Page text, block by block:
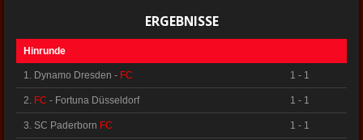
ERGEBNISSE
Hinrunde
1. Dynamo Dresden - FC 1 - 1
2. FC - Fortuna Düsseldorf 1 - 1
3. SC Paderborn FC 1 - 1